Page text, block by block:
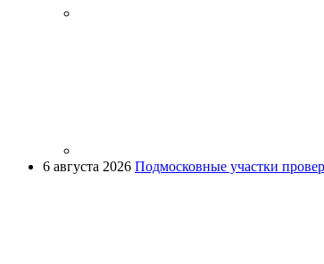
6 августа 2026 Подмосковные участки